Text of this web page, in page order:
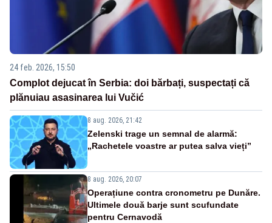
24 feb. 2026, 15:50
Complot dejucat în Serbia: doi bărbați, suspectați că
plănuiau asasinarea lui Vučić
8 aug. 2026, 21:42
Zelenski trage un semnal de alarmă:
„Rachetele voastre ar putea salva vieți”
8 aug. 2026, 20:07
Operațiune contra cronometru pe Dunăre.
Ultimele două barje sunt scufundate
pentru Cernavodă